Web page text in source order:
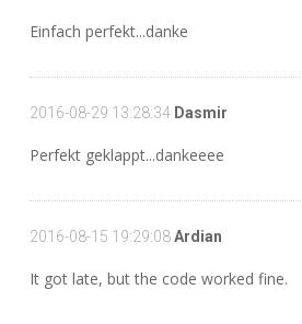
Einfach perfekt...danke
2016-08-29 13:28:34 Dasmir
Perfekt geklappt...dankeeee
2016-08-15 19:29:08Ardian
It got late, but the code worked fine.